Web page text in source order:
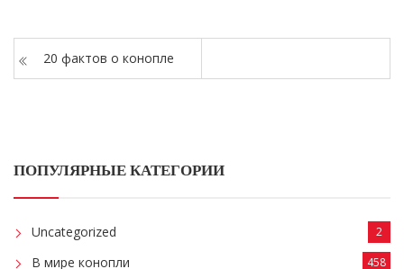
20 фактов о конопле
ПОПУЛЯРНЫЕ КАТЕГОРИИ
Uncategorized 2
В мире конопли 458